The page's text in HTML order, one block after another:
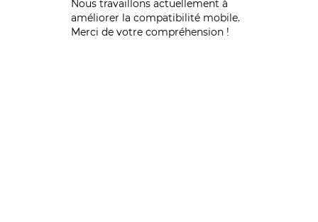
Nous travaillons actuellement à
améliorer la compatibilité mobile.
Merci de votre compréhension !